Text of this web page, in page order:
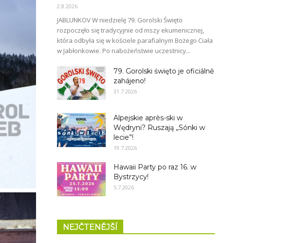
2.8.2026
JABLUNKOV W niedzielę 79. Gorolski Święto
rozpoczęło się tradycyjnie od mszy ekumenicznej,
która odbyła się w kościele parafialnym Bożego Ciała
w Jabłonkowie. Po nabożeństwie uczestnicy...
79. Gorolski święto je oficiálně
zahájeno!
31.7.2026
Alpejskie après-ski w
Wędryni? Ruszają „Sónki w
lecie”!
19.7.2026
Hawaii Party po raz 16. w
Bystrzycy!
5.7.2026
NEJČTENĚJŠÍ